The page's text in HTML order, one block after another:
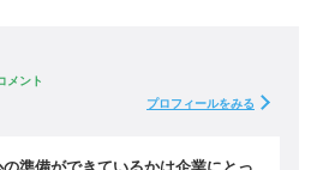
メント
プロフィールをみる